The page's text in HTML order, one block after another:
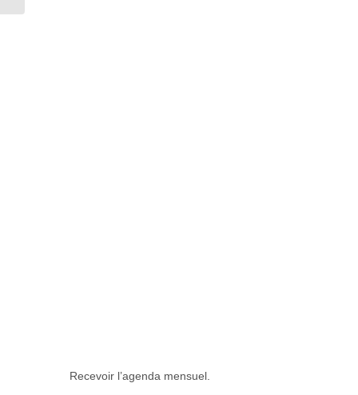
Recevoir l’agenda mensuel.